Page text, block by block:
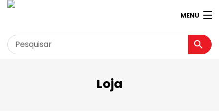
MENU
Garagem
Loja